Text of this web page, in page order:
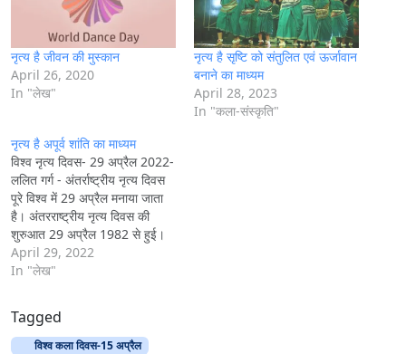
नृत्य है जीवन की मुस्कान
April 26, 2020
In "लेख"
नृत्य है सृष्टि को संतुलित एवं ऊर्जावान
बनाने का माध्यम
April 28, 2023
In "कला-संस्कृति"
नृत्य है अपूर्व शांति का माध्यम
विश्व नृत्य दिवस- 29 अप्रैल 2022-
ललित गर्ग - अंतर्राष्ट्रीय नृत्य दिवस
पूरे विश्व में 29 अप्रैल मनाया जाता
है। अंतरराष्ट्रीय नृत्य दिवस की
शुरुआत 29 अप्रैल 1982 से हुई।
‘बैले के शेक्सपियर’ की उपाधि से
सम्मानित एक महान् रिफॉर्मर एवं लेखक
April 29, 2022
In "लेख"
Tagged
विश्व कला दिवस-15 अप्रैल